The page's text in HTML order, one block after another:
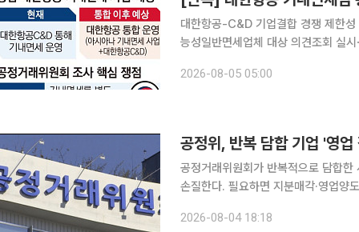
대한항공-C&D 기업결합 경쟁 제한
능성일반면세업체 대상 의견조회 실
데 ‘기내면세 사업의 독과점’ 가능성
2026-08-05 05:00
공정위, 반복 담합 기업 '영
공정거래위원회가 반복적으로 담합
손질한다. 필요하면 지분매각·영업양
지자체 등에 직접 수사기관 고발권을
2026-08-04 18:18